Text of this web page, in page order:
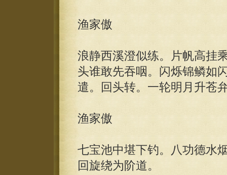
渔家傲
浪静西溪澄似练。片帆高挂
头谁敢先吞咽。闪烁锦鳞如
遣。回头转。一轮明月升苍
渔家傲
七宝池中堪下钓。八功德水
回旋绕为阶道。